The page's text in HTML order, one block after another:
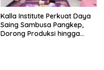
Kalla Institute Perkuat Daya
Saing Sambusa Pangkep,
Dorong Produksi hingga